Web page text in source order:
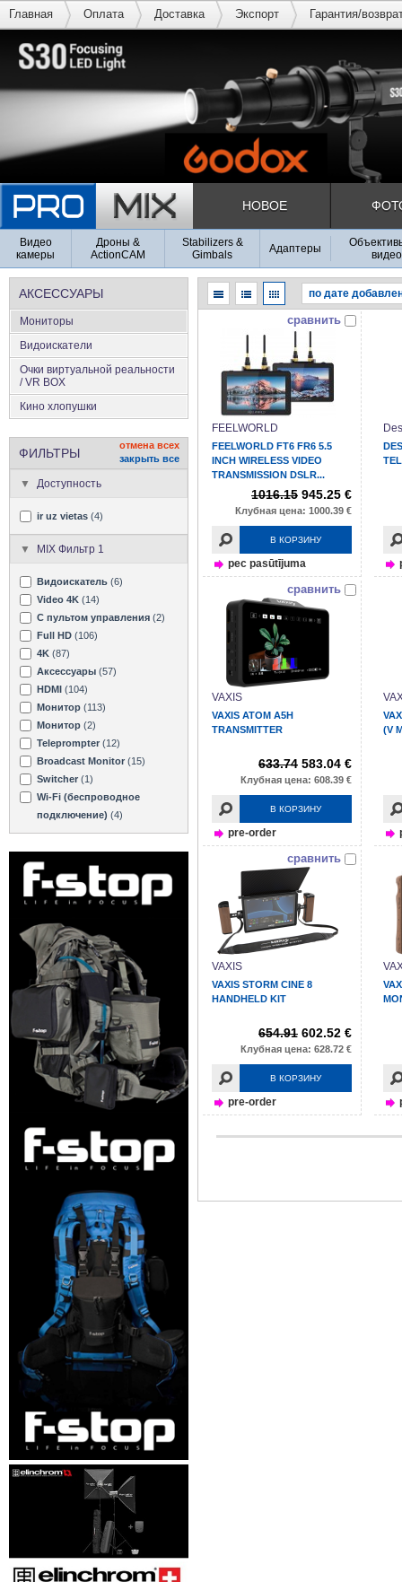
Главная Оплата Доставка Экспорт Гарантия/
НОВОЕ
Видео
камеры
Дроны &
ActionCAM
Stabilizers &
Gimbals
Адаптеры
АКСЕСCУАРЫ
Мониторы
Видоискатели
Очки виртуальной реальности
/ VR BOX
Кино хлопушки
ФИЛЬТРЫ
отмена всех
закрыть все
Доступность
ir uz vietas (4)
MIX Фильтр 1
Видоискатель (6)
Video 4K (14)
С пультом управления (2)
Full HD (106)
4K (87)
Аксессуары (57)
HDMI (104)
Монитор (113)
Монитор (2)
Teleprompter (12)
Broadcast Monitor (15)
Switcher (1)
Wi-Fi (беспроводное
подключение) (4)
сравнить
FEELWORLD
FEELWORLD FT6 FR6 5.5
INCH WIRELESS VIDEO
TRANSMISSION DSLR...
1016.15 945.25 €
Клубная цена: 1000.39 €
В КОРЗИНУ
pec pasūtījuma
сравнить
VAXIS
VAXIS ATOM A5H
TRANSMITTER
633.74 583.04 €
Клубная цена: 608.39 €
В КОРЗИНУ
pre-order
(V
сравнить
VAXIS
VAXIS STORM CINE 8
HANDHELD KIT
654.91 602.52 €
Клубная цена: 628.72 €
В КОРЗИНУ
pre-order